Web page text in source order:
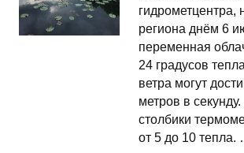
гидрометцентра,
региона днём 6
переменная
24 градусов
ветра могут
метров в
столбики
от 5 до 10 тепла.